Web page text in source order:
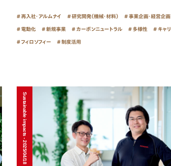
再入社・アルムナイ 研究開発（機械・材料） 事業企画・経営企画
電動化 新規事業 カーボンニュートラル 多様性 キャ
フィロソフィー 制度活用
Sustainable impacts - 2025/04/18